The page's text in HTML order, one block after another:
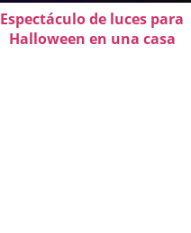
Espectáculo de luces para
Halloween en una casa